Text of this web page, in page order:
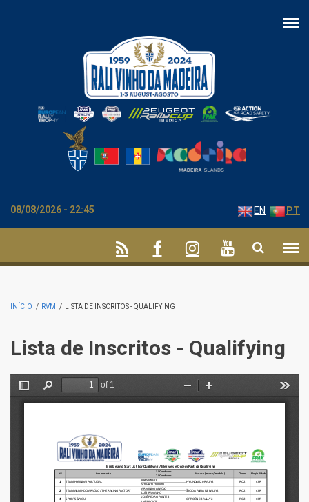
08/08/2026 - 22:45 EN PT
INÍCIO / RVM / LISTA DE INSCRITOS - QUALIFYING
Lista de Inscritos - Qualifying